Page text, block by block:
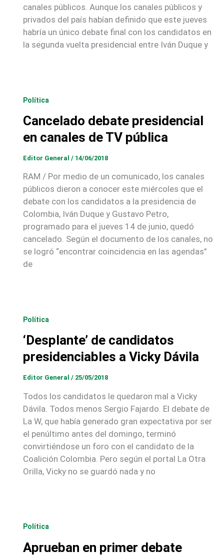
canales públicos. Aunque los canales públicos y
privados del país habían definido que este jueves
habría un único debate final con los candidatos en
la segunda vuelta presidencial entre Iván Duque y
Política
Cancelado debate presidencial
en canales de TV pública
Editor General / 14/06/2018
RAM / Por medio de un comunicado, los canales
públicos dieron a conocer este miércoles que el
debate con los candidatos a la presidencia de
Colombia, Iván Duque y Gustavo Petro,
programado para el jueves 14 de junio, quedó
cancelado. Según el documento de los canales, no
se logró “encontrar coincidencia en las agendas”
de
Política
‘Desplante’ de candidatos
presidenciables a Vicky Dávila
Editor General / 25/05/2018
Todos los candidatos le quedaron mal a Vicky
Dávila. Todos menos Sergio Fajardo. El debate de
La W, que había generado gran expectativa por ser
el penúltimo antes del domingo, terminó
convirtiéndose un foro con el candidato de la
Coalición Colombia. Pero según el portal La Otra
Orilla, Vicky no se guardó nada y no
Política
Aprueban en primer debate